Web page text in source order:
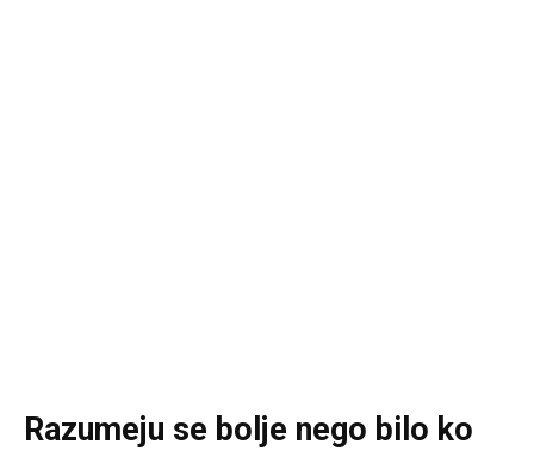
Razumeju se bolje nego bilo ko